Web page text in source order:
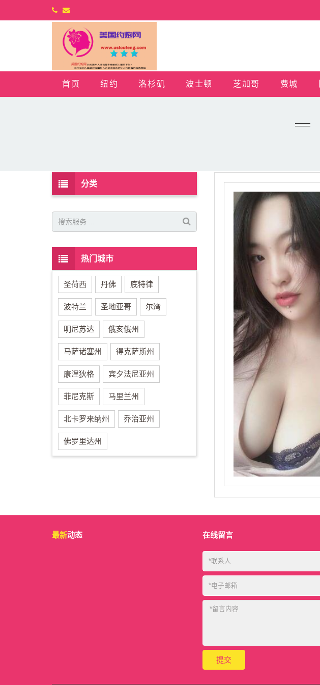
首页 纽约 洛杉矶 波士顿 芝加哥 费城
分类
热门城市
圣荷西 丹佛 底特律
波特兰 圣地亚哥 尔湾
明尼苏达 俄亥俄州
马萨诸塞州 得克萨斯州
康涅狄格 宾夕法尼亚州
菲尼克斯 马里兰州
北卡罗来纳州 乔治亚州
佛罗里达州
最新动态 在线留言